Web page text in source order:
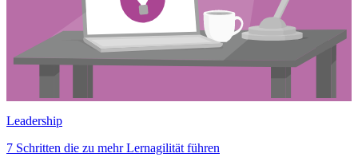
Leadership
7 Schritten die zu mehr Lernagilität führen